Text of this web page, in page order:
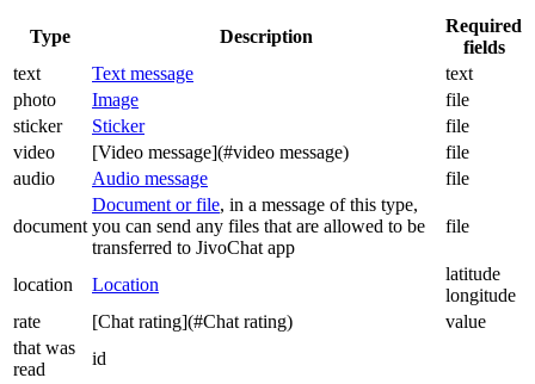
Type Description
Required
fields
text
Text message
text
photo
Image
file
sticker
Sticker
file
video
[Video message](#video message)
file
audio
Audio message file
document
Document or file, in a message of this type,
you can send any files that are allowed to be
transferred to JivoChat app
file
location Location
latitude
longitude
rate
[Chat rating](#Chat rating)
value
that was
read
id